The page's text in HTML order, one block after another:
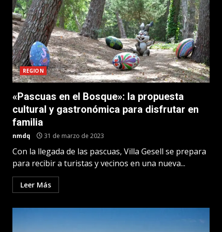
REGION
«Pascuas en el Bosque»: la propuesta
cultural y gastronómica para disfrutar en
familia
nmdq 31 de marzo de 2023
Con la llegada de las pascuas, Villa Gesell se prepara
para recibir a turistas y vecinos en una nueva...
Leer Más